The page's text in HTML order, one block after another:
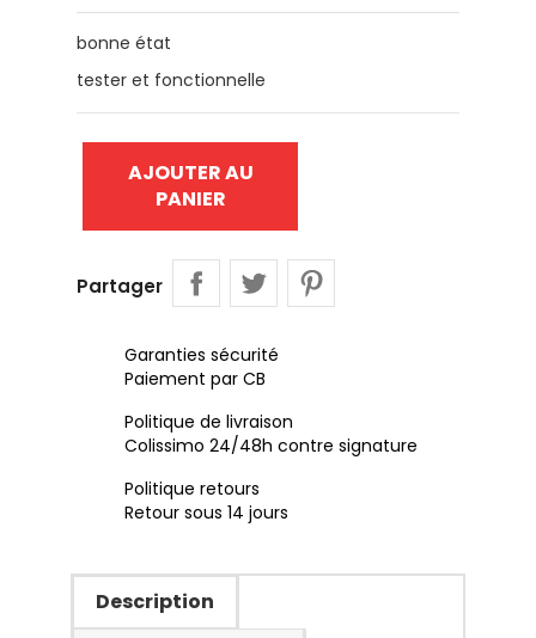
bonne état
tester et fonctionnelle
AJOUTER AU
PANIER
Partager
Garanties sécurité
Paiement par CB
Politique de livraison
Colissimo 24/48h contre signature
Politique retours
Retour sous 14 jours
Description